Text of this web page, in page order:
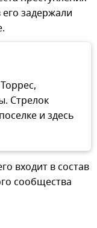
задержали
Стрелок
и здесь
входит в состав
сообщества